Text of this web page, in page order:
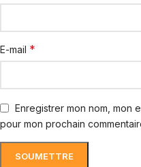
E-mail *
Enregistrer mon nom, mon
pour mon prochain